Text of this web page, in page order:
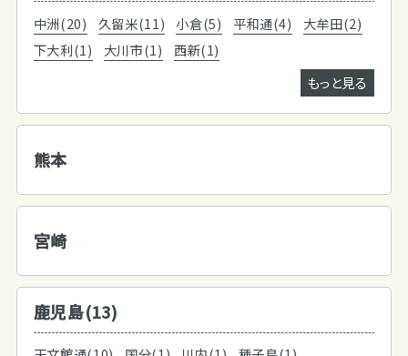
中洲(20) 久留米(11) 小倉(5) 平和通(4)
大牟田(2)
下大利(1)
大川市(1)
西新(1)
もっと見る
熊本
宮崎
鹿児島(13)